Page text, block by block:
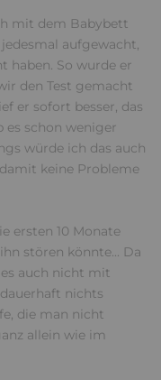
mit dem Babybett
aufgewacht,
haben. So wurde er
den Test gemacht
er sofort besser, das
es schon weniger
würde ich das auch
keine Probleme
ersten 10 Monate
stören könnte... Da
auch nicht mit
nichts
die man nicht
allein wie im